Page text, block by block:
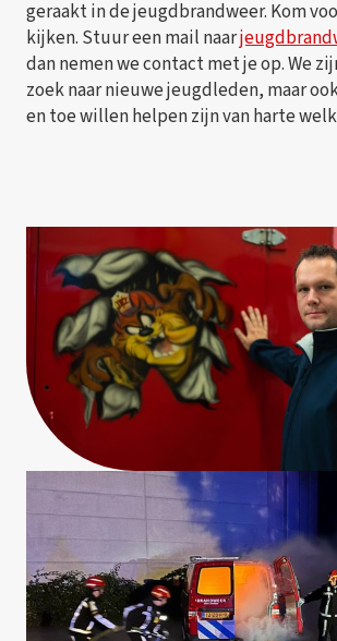
geraakt in de jeugdbrandweer. Kom
kijken. Stuur een mail naar
dan nemen we contact met je op. We
zoek naar nieuwe jeugdleden, maar
en toe willen helpen zijn van harte